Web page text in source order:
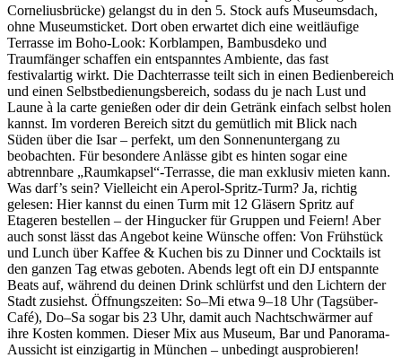
Corneliusbrücke) gelangst du in den 5. Stock aufs Museumsdach,
ohne Museumsticket. Dort oben erwartet dich eine weitläufige
Terrasse im Boho-Look: Korblampen, Bambusdeko und
Traumfänger schaffen ein entspanntes Ambiente, das fast
festivalartig wirkt. Die Dachterrasse teilt sich in einen Bedienbereich
und einen Selbstbedienungsbereich, sodass du je nach Lust und
Laune à la carte genießen oder dir dein Getränk einfach selbst holen
kannst. Im vorderen Bereich sitzt du gemütlich mit Blick nach
Süden über die Isar – perfekt, um den Sonnenuntergang zu
beobachten. Für besondere Anlässe gibt es hinten sogar eine
abtrennbare „Raumkapsel“-Terrasse, die man exklusiv mieten kann.
Was darf’s sein? Vielleicht ein Aperol-Spritz-Turm? Ja, richtig
gelesen: Hier kannst du einen Turm mit 12 Gläsern Spritz auf
Etageren bestellen – der Hingucker für Gruppen und Feiern! Aber
auch sonst lässt das Angebot keine Wünsche offen: Von Frühstück
und Lunch über Kaffee & Kuchen bis zu Dinner und Cocktails ist
den ganzen Tag etwas geboten. Abends legt oft ein DJ entspannte
Beats auf, während du deinen Drink schlürfst und den Lichtern der
Stadt zusiehst. Öffnungszeiten: So–Mi etwa 9–18 Uhr (Tagsüber-
Café), Do–Sa sogar bis 23 Uhr, damit auch Nachtschwärmer auf
ihre Kosten kommen. Dieser Mix aus Museum, Bar und Panorama-
Aussicht ist einzigartig in München – unbedingt ausprobieren!